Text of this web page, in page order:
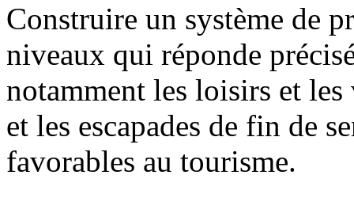
Construire un système de
niveaux qui réponde
notamment les loisirs et
et les escapades de fin de
favorables au tourisme.